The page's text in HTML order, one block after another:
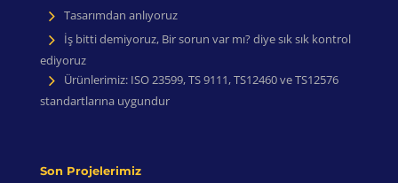
Tasarımdan anlıyoruz
İş bitti demiyoruz, Bir sorun var mı? diye sık sık kontrol
ediyoruz
Ürünlerimiz: ISO 23599, TS 9111, TS12460 ve TS12576
standartlarına uygundur
Son Projelerimiz